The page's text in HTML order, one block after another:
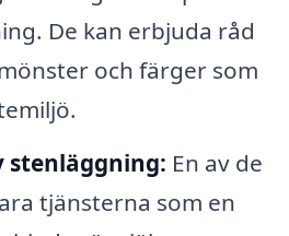
De kan erbjuda råd
och färger som
stenläggning: En av de
tjänsterna som en